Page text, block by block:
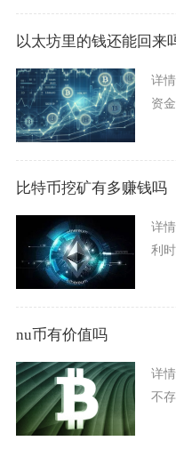
以太坊里的钱还能回来
详情
资
比特币挖矿有多赚钱吗
详情
利
nu币有价值吗
详情
不